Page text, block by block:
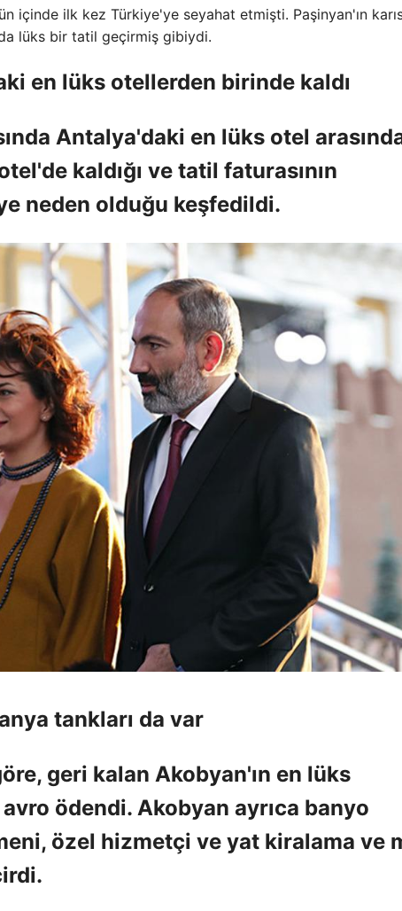
içinde ilk kez Türkiye'ye seyahat etmişti. Paşinyan'ın
lüks bir tatil geçirmiş gibiydi.
en lüks otellerden birinde kaldı
Antalya'daki en lüks otel
kaldığı ve tatil faturasının
neden olduğu keşfedildi.
tankları da var
geri kalan Akobyan'ın en lüks
avro ödendi. Akobyan ayrıca banyo
özel hizmetçi ve yat kiralama ve